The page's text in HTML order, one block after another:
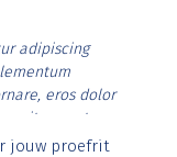
adipiscing
eros dolor
vitae erat.
rutrum lorem
jouw proefrit